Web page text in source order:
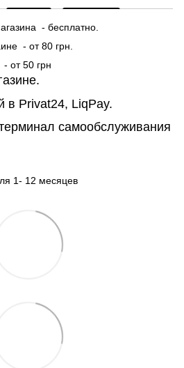
- бесплатно.
- от 80 грн.
от 50 грн
в Privat24, LiqPay.
самообслуживания
1- 12 месяцев